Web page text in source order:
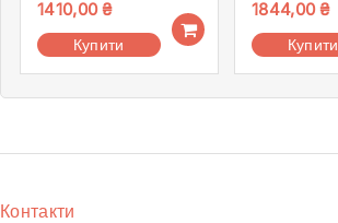
1410,00₴
Купити
1844,00₴
Купити
Контакти